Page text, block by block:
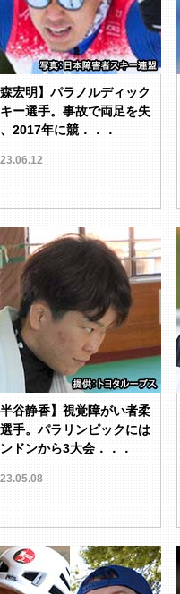
森宏明】パラノルディック
ー選手。事故で両足を失
2017年に競．．．
半谷静香】視覚障がい者柔
手。パラリンピックには
ドンから3大会．．．